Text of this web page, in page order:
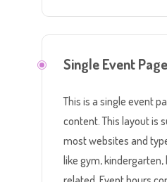
Single Event Page
This is a single event
content. This layout is
most websites and
like gym,